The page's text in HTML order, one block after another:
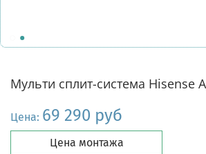
Мульти сплит-система Hisense
Цена: 69 290 руб
Цена монтажа